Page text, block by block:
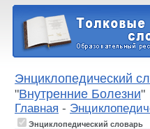
Энциклопедический
"Внутренние Болезни"
Главная -
Энциклопедический словарь